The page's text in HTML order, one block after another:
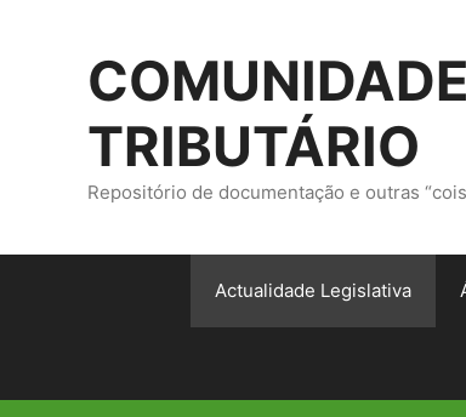
TRIBUTÁRIO
Repositório de documentação e outras
Actualidade Legislativa